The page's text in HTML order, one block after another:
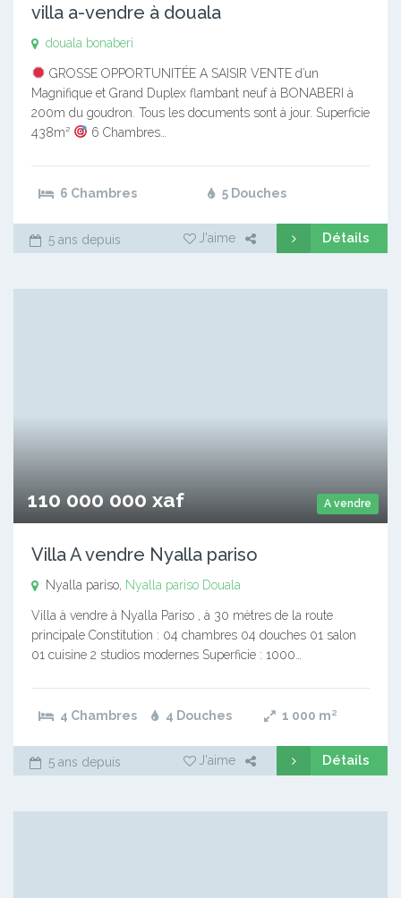
villa a-vendre à douala
douala bonaberi
GROSSE OPPORTUNITÉE A SAISIR VENTE d’un
Magnifique et Grand Duplex flambant neuf à BONABERI à
200m du goudron. Tous les documents sont à jour. Superficie
438m²
6 Chambres…
6 Chambres 5 Douches
5 ans depuis J'aime Détails
A vendre
110 000 000 xaf
Villa A vendre Nyalla pariso
Nyalla pariso, Nyalla pariso Douala
Villa à vendre à Nyalla Pariso , à 30 mètres de la route
principale Constitution : 04 chambres 04 douches 01 salon
01 cuisine 2 studios modernes Superficie : 1000…
4 Chambres 4 Douches 1 000 m²
5 ans depuis J'aime Détails